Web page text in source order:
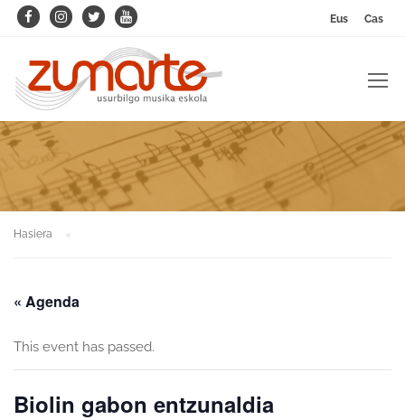
Eus Cas
Hasiera
« Agenda
This event has passed.
Biolin gabon entzunaldia